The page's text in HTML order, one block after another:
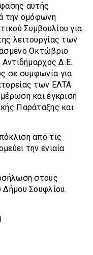
αυτής
την ομόφωνη
Συμβουλίου για
λειτουργίας των
Οκτώβριο
Δ.Ε.
σε συμφωνία για
των ΕΛΤΑ
και έγκριση
Παράταξης και
από τις
την ενιαία
στους
Σουφλίου.